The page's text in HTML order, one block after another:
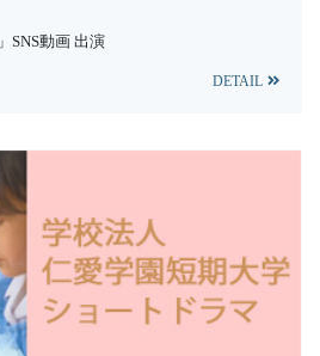
SNS動画 出演
DETAIL